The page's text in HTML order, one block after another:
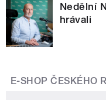
Nedělní
hrávali
E-SHOP ČESKÉHO